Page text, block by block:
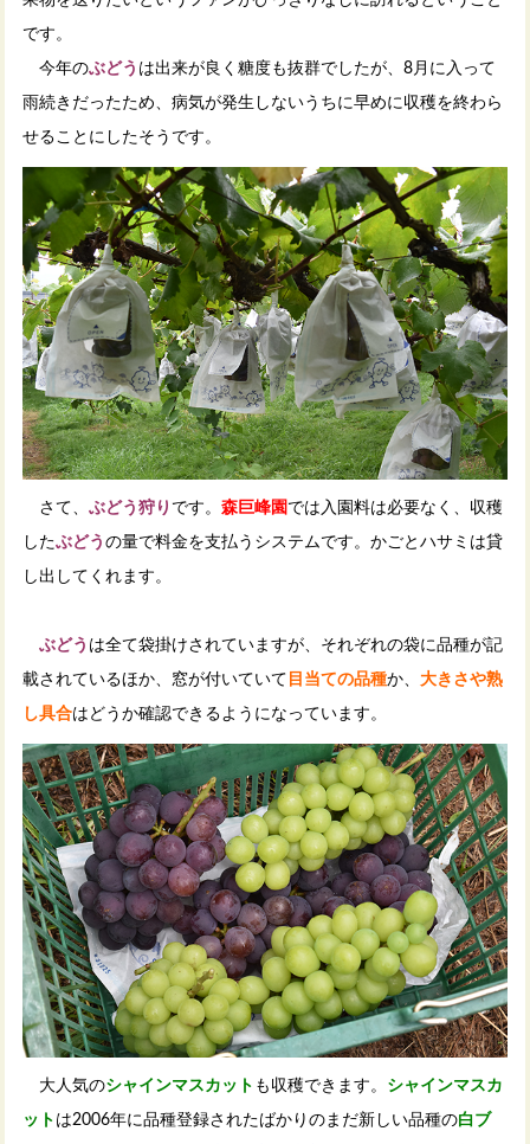
です。
今年のぶどう は出来が良く糖度も抜群でしたが、8月に入って
雨続きだったため、病気が発生しないうちに早めに収穫を終わら
せることにしたそうです。
さて、ぶどう狩り です。森巨峰園 では入園料は必要なく、収穫
したぶどうの量で料金を支払うシステムです。かごとハサミは貸
し出してくれます。
ぶどう は全て袋掛けされていますが、それぞれの袋に品種が記
載されているほか、窓が付いていて 目当ての品種か、大きさや熟
し具合はどうか確認できるようになっています。
大人気のシャインマスカット も収穫できます。 シャインマスカ
ット は2006年に品種登録されたばかりのまだ新しい品種の白ブ